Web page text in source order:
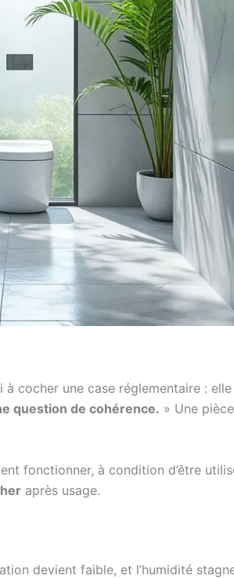
cocher une case réglementaire :
question de cohérence. » Une
fonctionner, à condition d’être
après usage.
devient faible, et l’humidité